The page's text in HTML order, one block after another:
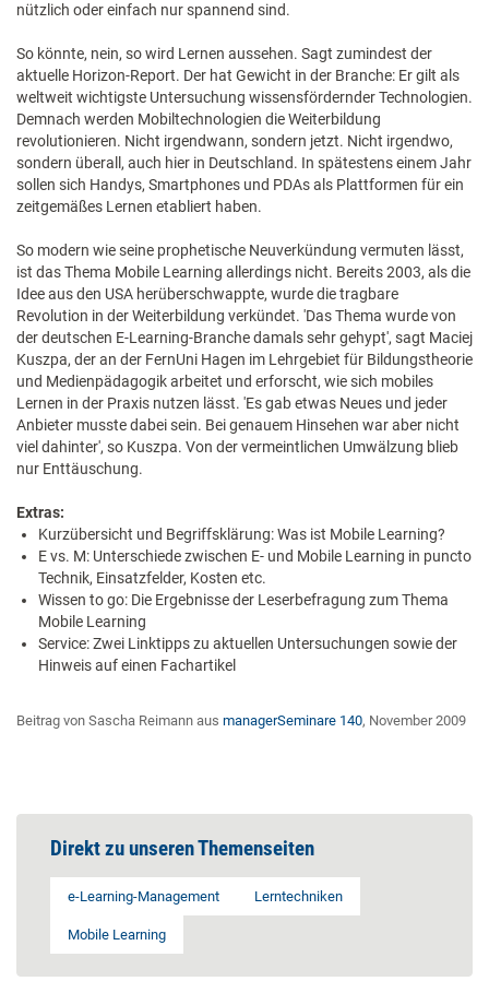
nützlich oder einfach nur spannend sind.
So könnte, nein, so wird Lernen aussehen. Sagt zumindest der
aktuelle Horizon-Report. Der hat Gewicht in der Branche: Er gilt als
weltweit wichtigste Untersuchung wissensfördernder Technologien.
Demnach werden Mobiltechnologien die Weiterbildung
revolutionieren. Nicht irgendwann, sondern jetzt. Nicht irgendwo,
sondern überall, auch hier in Deutschland. In spätestens einem Jahr
sollen sich Handys, Smartphones und PDAs als Plattformen für ein
zeitgemäßes Lernen etabliert haben.
So modern wie seine prophetische Neuverkündung vermuten lässt,
ist das Thema Mobile Learning allerdings nicht. Bereits 2003, als die
Idee aus den USA herüberschwappte, wurde die tragbare
Revolution in der Weiterbildung verkündet. 'Das Thema wurde von
der deutschen E-Learning-Branche damals sehr gehypt', sagt Maciej
Kuszpa, der an der FernUni Hagen im Lehrgebiet für Bildungstheorie
und Medienpädagogik arbeitet und erforscht, wie sich mobiles
Lernen in der Praxis nutzen lässt. 'Es gab etwas Neues und jeder
Anbieter musste dabei sein. Bei genauem Hinsehen war aber nicht
viel dahinter', so Kuszpa. Von der vermeintlichen Umwälzung blieb
nur Enttäuschung.
Extras:
Kurzübersicht und Begriffsklärung: Was ist Mobile Learning?
E vs. M: Unterschiede zwischen E- und Mobile Learning in puncto
Technik, Einsatzfelder, Kosten etc.
Wissen to go: Die Ergebnisse der Leserbefragung zum Thema
Mobile Learning
Service: Zwei Linktipps zu aktuellen Untersuchungen sowie der
Hinweis auf einen Fachartikel
Beitrag von Sascha Reimann aus managerSeminare 140, November 2009
Direkt zu unseren Themenseiten
e-Learning-Management Lerntechniken
Mobile Learning